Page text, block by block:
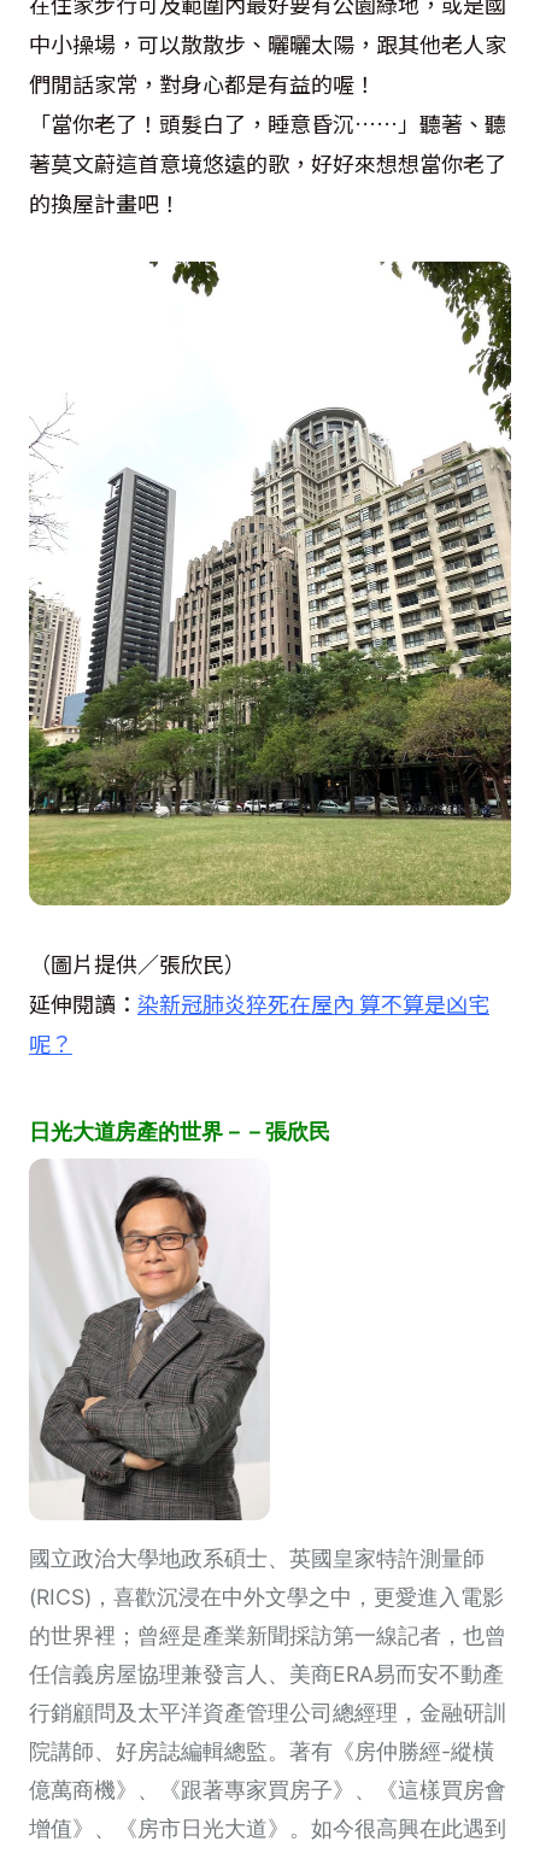
中小操場，可以散散步、曬曬太陽，跟其他老人家
們閒話家常，對身心都是有益的喔！
「當你老了！頭髮白了，睡意昏沉……」聽著、聽
著莫文蔚這首意境悠遠的歌，好好來想想當你老了
的換屋計畫吧！
（圖片提供／張欣民）
延伸閱讀： 染新冠肺炎猝死在屋內 算不算是凶宅
呢？
日光大道房產的世界－－張欣民
國立政治大學地政系碩士、英國皇家特許測量師
(RICS)，喜歡沉浸在中外文學之中，更愛進入電影
的世界裡；曾經是產業新聞採訪第一線記者，也曾
任信義房屋協理兼發言人、美商ERA易而安不動產
行銷顧問及太平洋資產管理公司總經理，金融研訓
院講師、好房誌編輯總監。著有《房仲勝經-縱橫
億萬商機》、《跟著專家買房子》、《這樣買房會
增值》、《房市日光大道》。如今很高興在此遇到